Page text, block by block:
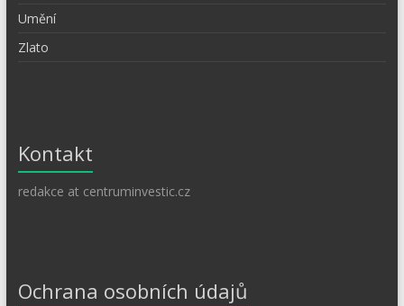
Umění
Zlato
Kontakt
redakce at centruminvestic.cz
Ochrana osobních údajů